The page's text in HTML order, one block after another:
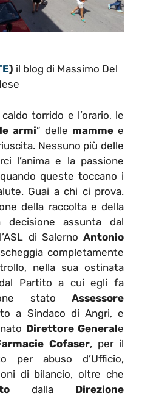
) il blog di Massimo Del
torrido e l’orario, le
armi” delle mamme e
Nessuno più delle
l’anima e la passione
queste toccano i
Guai a chi ci prova.
della raccolta e della
decisione assunta dal
di Salerno Antonio
completamente
nella sua ostinata
dal Partito a cui egli fa
stato Assessore
a Sindaco di Angri, e
Direttore Generale
Cofaser, per il
per abuso d’Ufficio,
di bilancio, oltre che
dalla Direzione